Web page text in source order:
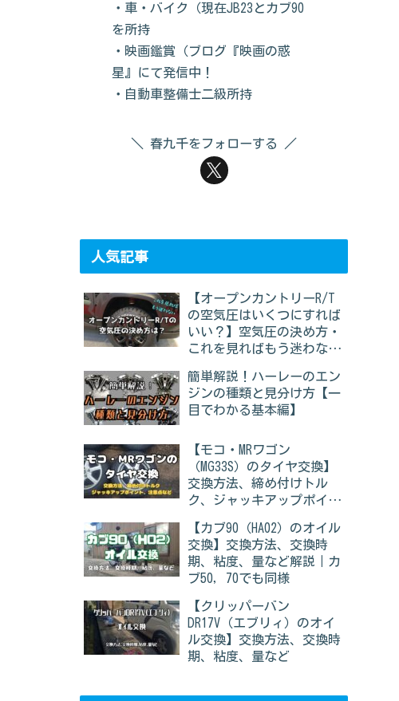
・車・バイク（現在JB23とカブ90
を所持
・映画鑑賞（ブログ『映画の惑
星』にて発信中！
・自動車整備士二級所持
春九千をフォローする
人気記事
【オープンカントリーR/T
の空気圧はいくつにすれば
いい？】空気圧の決め方・
これを見ればもう迷わな
簡単解説！ハーレーのエン
ジンの種類と見分け方【一
目でわかる基本編】
【モコ・MRワゴン
（MG33S）のタイヤ交換】
交換方法、締め付けトル
ク、ジャッキアップポイン
【カブ90（HA02）のオイル
交換】交換方法、交換時
期、粘度、量など解説｜カ
ブ50，70でも同様
【クリッパーバン
DR17V（エブリィ）のオイ
ル交換】交換方法、交換時
期、粘度、量など